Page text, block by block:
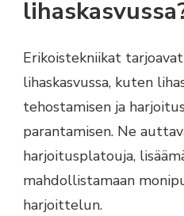
Erikoistekniikat
lihaskasvussa, kuten
tehostamisen ja
parantamisen. Ne
harjoitusplatouja,
mahdollistamaan
harjoittelun.